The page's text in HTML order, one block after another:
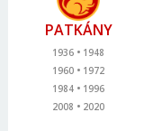
PATKÁNY
1936
1948
1960
1972
1984
1996
2008
2020